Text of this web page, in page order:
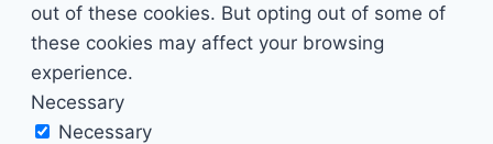
out of these cookies. But opting out of some of
these cookies may affect your browsing
experience.
Necessary
Necessary